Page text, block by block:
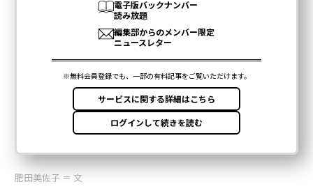
肥田美佐子 ＝ 文